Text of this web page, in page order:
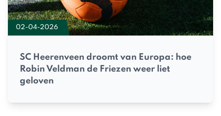
02-04-2026
SC Heerenveen droomt van Europa: hoe
Robin Veldman de Friezen weer liet
geloven